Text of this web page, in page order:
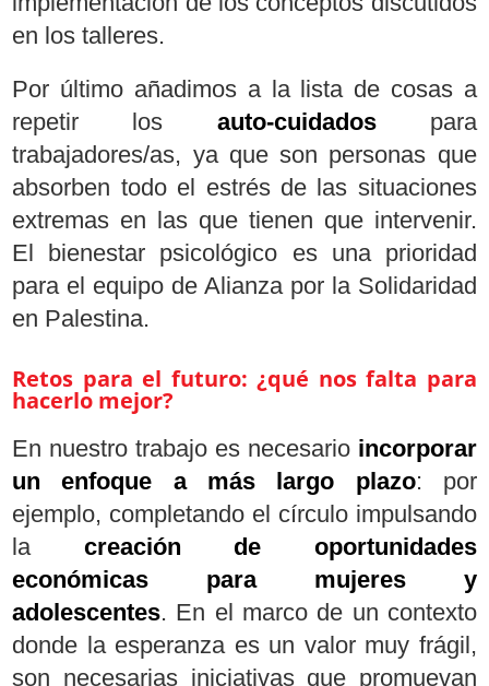
en los talleres.
Por último añadimos a la lista de cosas a
repetir los auto-cuidadospara
trabajadores/as, ya que son personas que
absorben todo el estrés de las situaciones
extremas en las que tienen que intervenir.
El bienestar psicológico es una prioridad
para el equipo de Alianza por la Solidaridad
en Palestina.
Retos para el futuro: ¿qué nos falta para
hacerlo mejor?
En nuestro trabajo es necesario incorporar
un enfoque a más largo plazo: por
ejemplo, completando el círculo impulsando
la creación de oportunidades
económicas para mujeres y
adolescentes. En el marco de un contexto
donde la esperanza es un valor muy frágil,
son necesarias iniciativas que promuevan